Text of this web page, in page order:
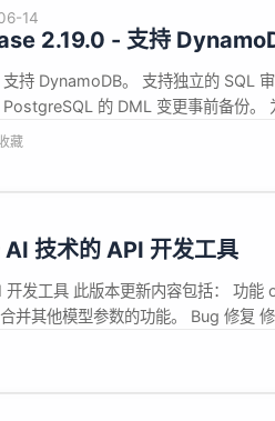
14
2.19.0 - 支持
支持 DynamoDB。 支持独立的 SQL
的 DML 变更事前备份。
🔔 重大变更 创建多数据库工单时，不
藏
技术的 API 开发工具
发工具 此版本更新内容包括： 功
其他模型参数的功能。 Bug 修复 修